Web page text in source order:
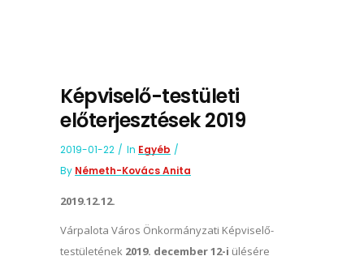
Képviselő-testületi
előterjesztések 2019
2019-01-22 In Egyéb
By Németh-Kovács Anita
2019.12.12.
Várpalota Város Önkormányzati Képviselő-
testületének 2019. december 12-i ülésére